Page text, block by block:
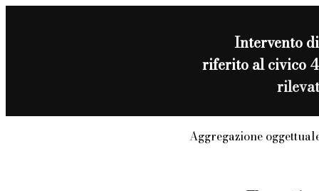
Intervento
riferito al civico
Aggregazione